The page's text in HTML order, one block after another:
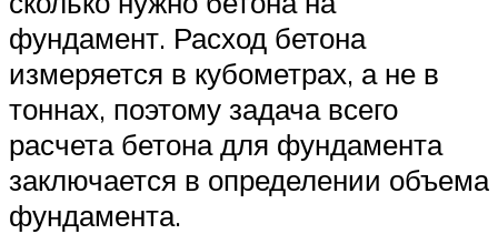
фундамент. Расход бетона
измеряется в кубометрах, а не в
тоннах, поэтому задача всего
расчета бетона для фундамента
заключается в определении объема
фундамента.